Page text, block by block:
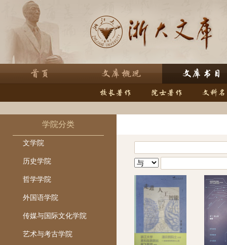
学院分类
文学院
历史学院
哲学学院
外国语学院
传媒与国际文化学院
艺术与考古学院